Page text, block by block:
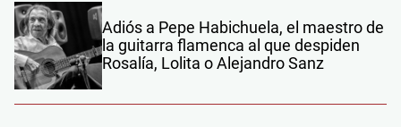
Adiós a Pepe Habichuela, el maestro de
la guitarra flamenca al que despiden
Rosalía, Lolita o Alejandro Sanz